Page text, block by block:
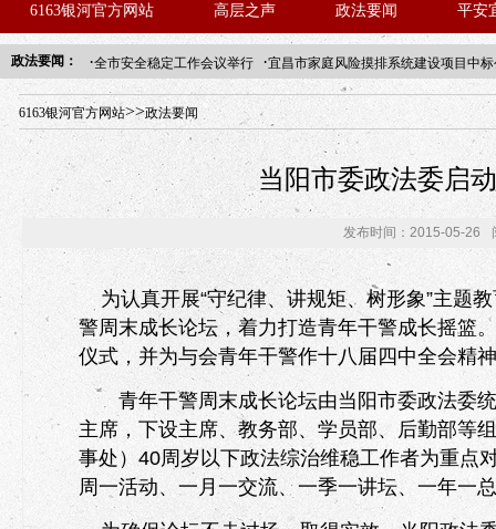
6163银河官方网站 高层之声 政法要闻 平安
政法要闻： ·全市安全稳定工作会议举行 ·宜昌市家庭风险摸排系统建设项目中
年“招才兴业”事业单位人才引进·北京站人民大学入校工作提醒
6163银河官方网站>>政法要闻
当阳市委政法委启
发布时间：2015-05-26
为认真开展“守纪律、讲规矩、树形象”主题
警周末成长论坛，着力打造青年干警成长摇篮
仪式，并为与会青年干警作十八届四中全会精
青年干警周末成长论坛由当阳市委政法委统
主席，下设主席、教务部、学员部、后勤部等
事处）40周岁以下政法综治维稳工作者为重点
周一活动、一月一交流、一季一讲坛、一年一